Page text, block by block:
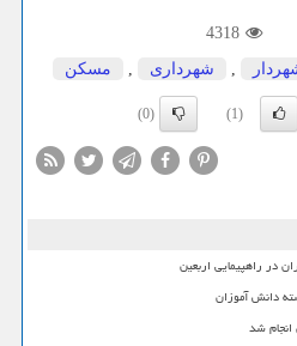
4318
, شهرداری , مسكن
(1)
(0)
در راهپیمایی اربعین
دانش آموزان
انجام شد